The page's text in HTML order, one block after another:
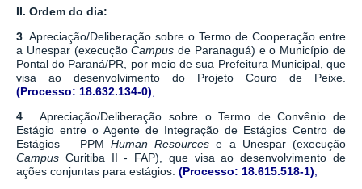
II. Ordem do dia:
3 . Apreciação/Deliberação sobre o Termo de Cooperação entre
a Unespar (execuçãoCampus de Paranaguá) e o Município de
Pontal do Paraná/PR, por meio de sua Prefeitura Municipal, que
visa ao desenvolvimento do Projeto Couro de Peixe.
(Processo: 18.632.134-0);
4. Apreciação/Deliberação sobre o Termo de Convênio de
Estágio entre o Agente de Integração de Estágios Centro de
Estágios – PPM Human Resources e a Unespar (execução
Campus Curitiba II - FAP), que visa ao desenvolvimento de
ações conjuntas para estágios. (Processo: 18.615.518-1);